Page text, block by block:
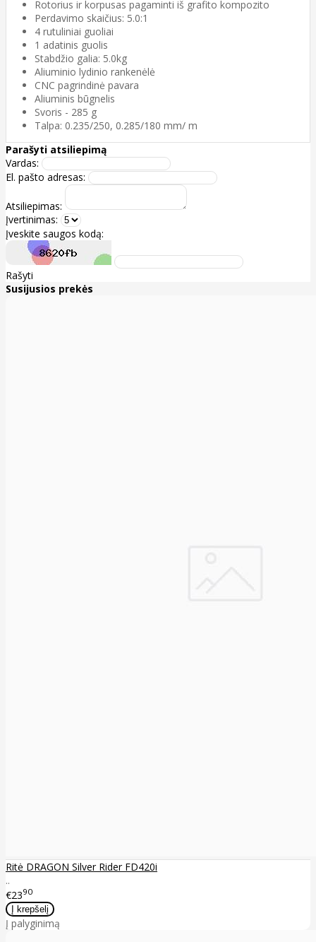
Rotorius ir korpusas pagaminti iš grafito kompozito
Perdavimo skaičius: 5.0:1
4 rutuliniai guoliai
1 adatinis guolis
Stabdžio galia: 5.0kg
Aliuminio lydinio rankenėlė
CNC pagrindinė pavara
Aliuminis būgnelis
Svoris - 285 g
Talpa: 0.235/250, 0.285/180 mm/ m
Parašyti atsiliepimą
Vardas:
El. pašto adresas:
Atsiliepimas:
Įvertinimas:
Įveskite saugos kodą:
Rašyti
Susijusios prekės
Ritė DRAGON Silver Rider FD420i
..
€2390
Į palyginimą